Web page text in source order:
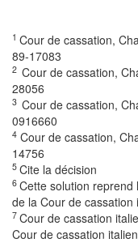
1 Cour de cassation,
89-17083
2 Cour de cassation,
28056
3 Cour de cassation,
0916660
4 Cour de cassation,
14756
5 Cite la décision
6 Cette solution reprend
de la Cour de cassation
7 Cour de cassation
Cour de cassation